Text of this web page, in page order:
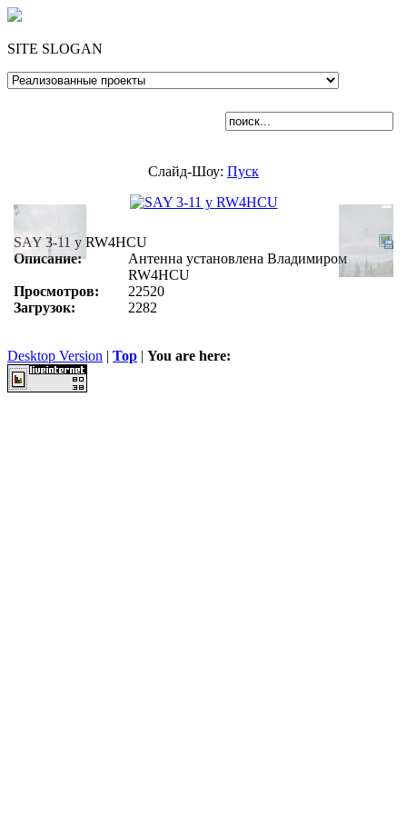
SITE SLOGAN
Слайд-Шоу: Пуск
SAY 3-11 у RW4HCU
Описание:
Антенна установлена Владимиром
RW4HCU
Просмотров:
22520
Загрузок:
2282
Desktop Version | Top | You are here: